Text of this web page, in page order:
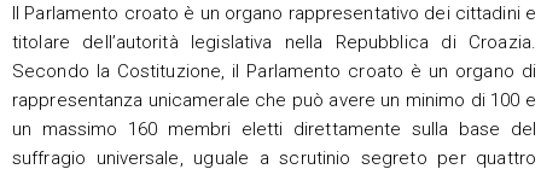
Il Parlamento croato è un organo rappresentativo dei cittadini e
titolare dell’autorità legislativa nella Repubblica di Croazia.
Secondo la Costituzione, il Parlamento croato è un organo di
rappresentanza unicamerale che può avere un minimo di 100 e
un massimo 160 membri eletti direttamente sulla base del
suffragio universale, uguale a scrutinio segreto per quattro